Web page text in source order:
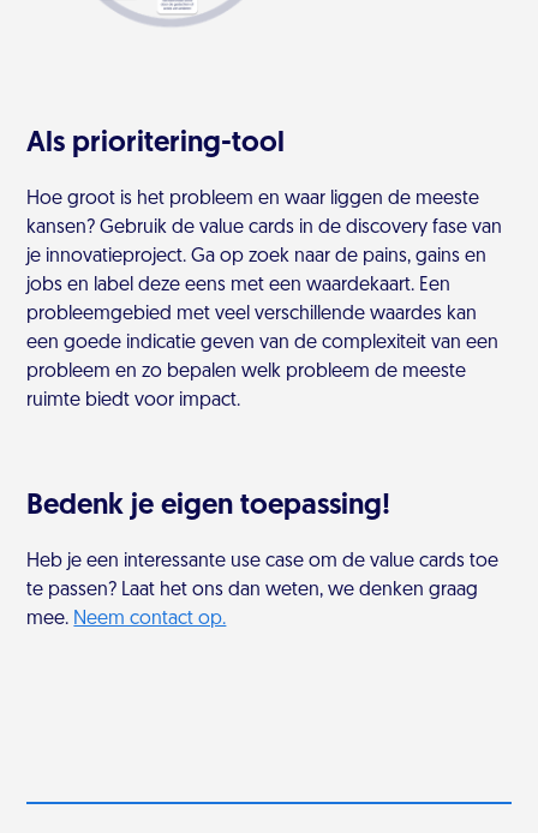
Als prioritering-tool
Hoe groot is het probleem en waar liggen de meeste
kansen? Gebruik de value cards in de discovery fase van
je innovatieproject. Ga op zoek naar de pains, gains en
jobs en label deze eens met een waardekaart. Een
probleemgebied met veel verschillende waardes kan
een goede indicatie geven van de complexiteit van een
probleem en zo bepalen welk probleem de meeste
ruimte biedt voor impact.
Bedenk je eigen toepassing!
Heb je een interessante use case om de value cards toe
te passen? Laat het ons dan weten, we denken graag
mee. Neem contact op.